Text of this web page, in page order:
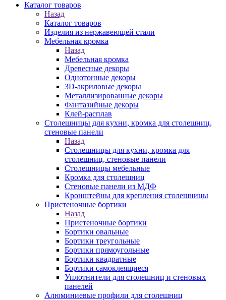
Каталог товаров
Назад
Каталог товаров
Изделия из нержавеющей стали
Мебельная кромка
Назад
Мебельная кромка
Древесные декоры
Однотонные декоры
3D-акриловые декоры
Металлизированные декоры
Фантазийные декоры
Клей-расплав
Столешницы для кухни, кромка для столешниц,
стеновые панели
Назад
Столешницы для кухни, кромка для
столешниц, стеновые панели
Столешницы мебельные
Кромка для столешниц
Стеновые панели из МДФ
Кронштейны для крепления столешницы
Пристеночные бортики
Назад
Пристеночные бортики
Бортики овальные
Бортики треугольные
Бортики прямоугольные
Бортики квадратные
Бортики самоклеящиеся
Уплотнители для столешниц и стеновых
панелей
Алюминиевые профили для столешниц